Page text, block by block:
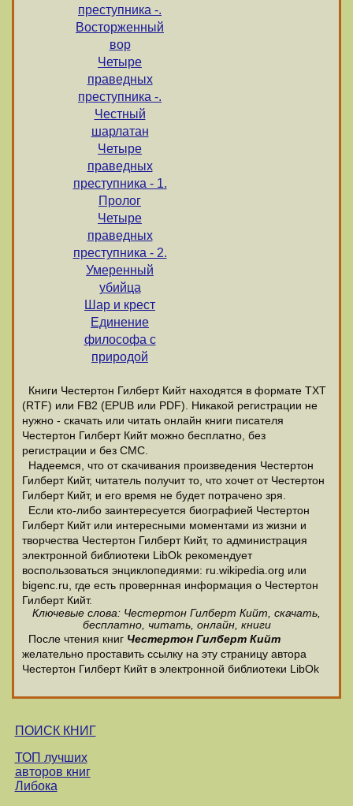
преступника -.
Восторженный
вор
Четыре
праведных
преступника -.
Честный
шарлатан
Четыре
праведных
преступника - 1.
Пролог
Четыре
праведных
преступника - 2.
Умеренный
убийца
Шар и крест
Единение
философа с
природой
Книги Честертон Гилберт Кийт находятся в формате ТХТ
(RTF) или FB2 (EPUB или PDF). Никакой регистрации не
нужно - скачать или читать онлайн книги писателя
Честертон Гилберт Кийт можно бесплатно, без
регистрации и без СМС.
Надеемся, что от скачивания произведения Честертон
Гилберт Кийт, читатель получит то, что хочет от Честертон
Гилберт Кийт, и его время не будет потрачено зря.
Если кто-либо заинтересуется биографией Честертон
Гилберт Кийт или интересными моментами из жизни и
творчества Честертон Гилберт Кийт, то администрация
электронной библиотеки LibOk рекомендует
воспользоваться энциклопедиями: ru.wikipedia.org или
bigenc.ru, где есть провернная информация о Честертон
Гилберт Кийт.
Ключевые слова: Честертон Гилберт Кийт, скачать,
бесплатно, читать, онлайн, книги
После чтения книг Честертон Гилберт Кийт
желательно проставить ссылку на эту страницу автора
Честертон Гилберт Кийт в электронной библиотеки LibOk
ПОИСК КНИГ
ТОП лучших
авторов книг
Либока